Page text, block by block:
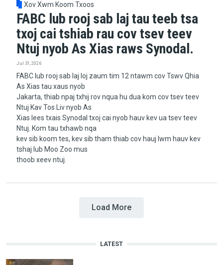
Xov Xwm Koom Txoos
FABC lub rooj sab laj tau teeb tsa
txoj cai tshiab rau cov tsev teev
Ntuj nyob As Xias raws Synodal.
Jul 31, 2026
FABC lub rooj sab laj loj zaum tim 12 ntawm cov Tswv Qhia
As Xias tau xaus nyob
Jakarta, thiab npaj txhij rov nqua hu dua kom cov tsev teev
Ntuj Kav Tos Liv nyob As
Xias lees txais Synodal txoj cai nyob hauv kev ua tsev teev
Ntuj. Kom tau txhawb nqa
kev sib koom tes, kev sib tham thiab cov hauj lwm hauv kev
tshaj lub Moo Zoo mus
thoob xeev ntuj.
Load More
LATEST